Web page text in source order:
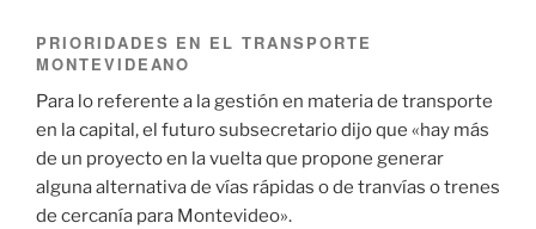
PRIORIDADES EN EL TRANSPORTE
MONTEVIDEANO
Para lo referente a la gestión en materia de transporte
en la capital, el futuro subsecretario dijo que «hay más
de un proyecto en la vuelta que propone generar
alguna alternativa de vías rápidas o de tranvías o trenes
de cercanía para Montevideo».